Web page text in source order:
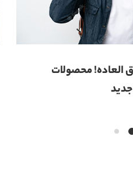
العاده! محصولات